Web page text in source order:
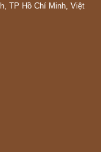
TP Hồ Chí Minh, Việt